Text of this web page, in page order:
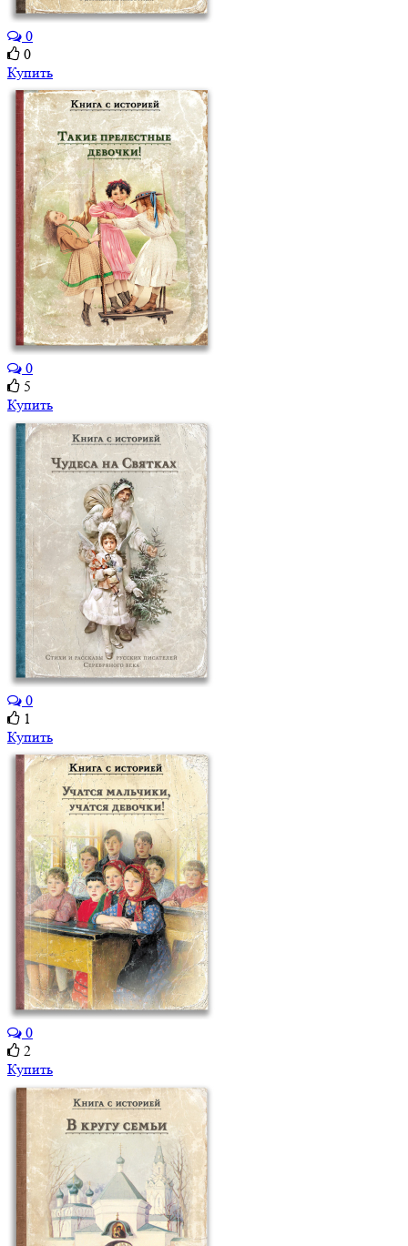
0
0
Купить
0
5
Купить
0
1
Купить
0
2
Купить